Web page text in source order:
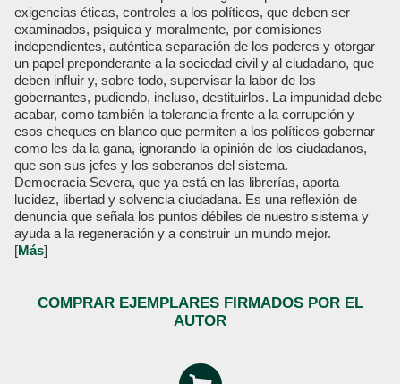
exigencias éticas, controles a los políticos, que deben ser
examinados, psiquica y moralmente, por comisiones
independientes, auténtica separación de los poderes y otorgar
un papel preponderante a la sociedad civil y al ciudadano, que
deben influir y, sobre todo, supervisar la labor de los
gobernantes, pudiendo, incluso, destituirlos. La impunidad debe
acabar, como también la tolerancia frente a la corrupción y
esos cheques en blanco que permiten a los políticos gobernar
como les da la gana, ignorando la opinión de los ciudadanos,
que son sus jefes y los soberanos del sistema.
Democracia Severa, que ya está en las librerías, aporta
lucidez, libertad y solvencia ciudadana. Es una reflexión de
denuncia que señala los puntos débiles de nuestro sistema y
ayuda a la regeneración y a construir un mundo mejor.
[Más]
COMPRAR EJEMPLARES FIRMADOS POR EL
AUTOR